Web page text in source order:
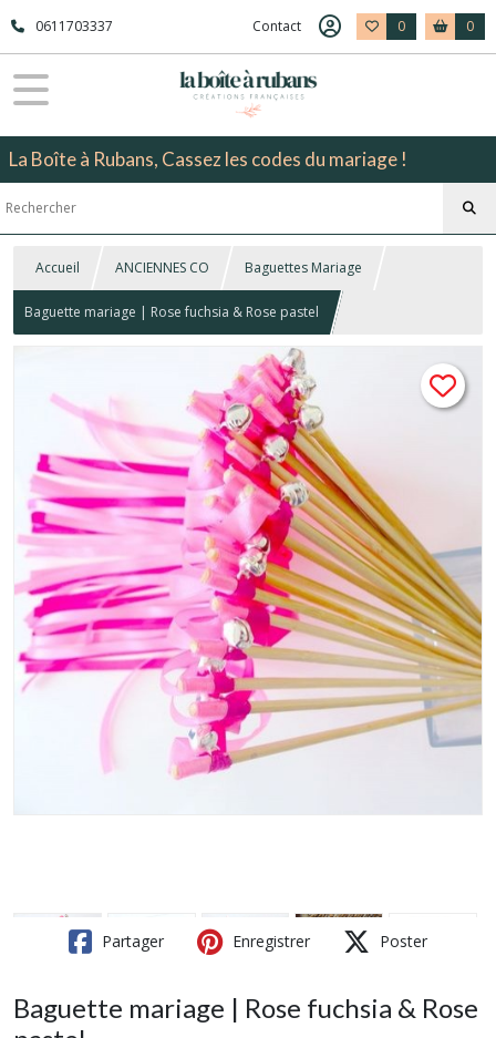
0611703337 Contact 0 0
La Boîte à Rubans, Cassez les codes du mariage !
Accueil ANCIENNES CO Baguettes Mariage
Baguette mariage | Rose fuchsia & Rose pastel
Partager Enregistrer Poster
Baguette mariage | Rose fuchsia & Rose